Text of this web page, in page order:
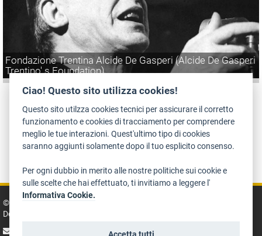
Fondazione Trentina Alcide De Gasperi (Alcide De Gasperi
Trentino' s Foundation)
Accessibility Treatment of personal information
Legal policies Art Bonus
© 2014 - 2026 TrentinoCultura - Conception and coordination:
Department for Culture, Tourism, Promotion and Sport
Ciao! Questo sito utilizza cookies!
Questo sito utilzza cookies tecnici per assicurare il corretto
funzionamento e cookies di tracciamento per comprendere
meglio le tue interazioni. Quest'ultimo tipo di cookies
saranno aggiunti solamente dopo il tuo esplicito consenso.
Per ogni dubbio in merito alle nostre politiche sui cookie e
sulle scelte che hai effettuato, ti invitiamo a leggere l'
Informativa Cookie.